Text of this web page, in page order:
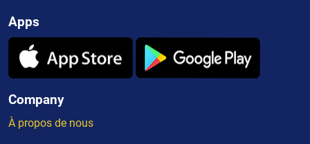
Apps
Company
À propos de nous